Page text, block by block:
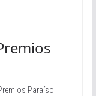
Paraíso